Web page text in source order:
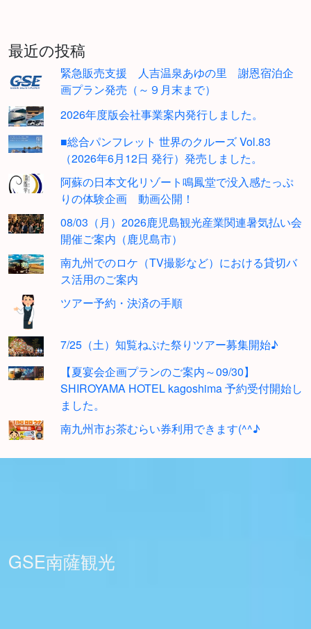
最近の投稿
緊急販売支援 人吉温泉あゆの里 謝恩宿泊企
画プラン発売（～９月末まで）
2026年度版会社事業案内発行しました。
■総合パンフレット 世界のクルーズ Vol.83
（2026年6月12日 発行）発売しました。
阿蘇の日本文化リゾート鳴鳳堂で没入感たっぷ
りの体験企画 動画公開！
08/03（月）2026鹿児島観光産業関連暑気払い会
開催ご案内（鹿児島市）
南九州でのロケ（TV撮影など）における貸切バ
ス活用のご案内
ツアー予約・決済の手順
7/25（土）知覧ねぷた祭りツアー募集開始♪
【夏宴会企画プランのご案内～09/30】
SHIROYAMA HOTEL kagoshima 予約受付開始し
ました。
南九州市お茶むらい券利用できます(^^♪
GSE南薩観光